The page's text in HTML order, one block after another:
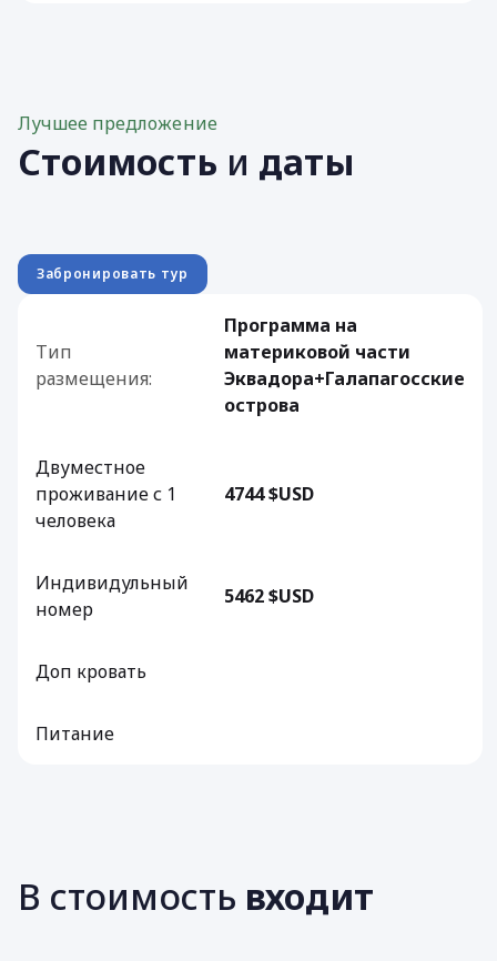
Тип
размещения:
Программа на
материковой части
Эквадора+Галапагосские
острова
Двуместное
проживание с 1
человека
4744 $USD
Индивидульный
номер
5462 $USD
Доп кровать
Питание
Лучшее предложение
Стоимость и даты
Забронировать тур
В стоимость входит